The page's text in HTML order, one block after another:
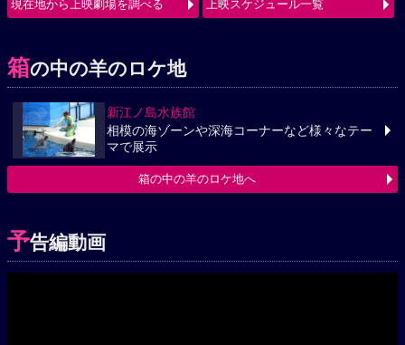
現在地から上映劇場を調べる 上映スケジュール一覧
箱の中の羊のロケ地
新江ノ島水族館
相模の海ゾーンや深海コーナーなど様々なテー
マで展示
箱の中の羊のロケ地へ
予告編動画